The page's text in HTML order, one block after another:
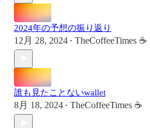
2024年の予想の振り返り
12月 28, 2024 • TheCoffeeTimes ☕
誰も見たことないwallet
8月 18, 2024 • TheCoffeeTimes ☕